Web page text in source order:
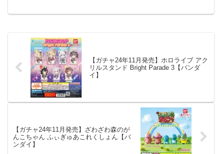
【ガチャ24年11月発売】ホロライブ アク
リルスタンド Bright Parade 3【バンダ
イ】
【ガチャ24年11月発売】ざわざわ森のが
んこちゃん ふぃぎゅあこれくしょん【バ
ンダイ】